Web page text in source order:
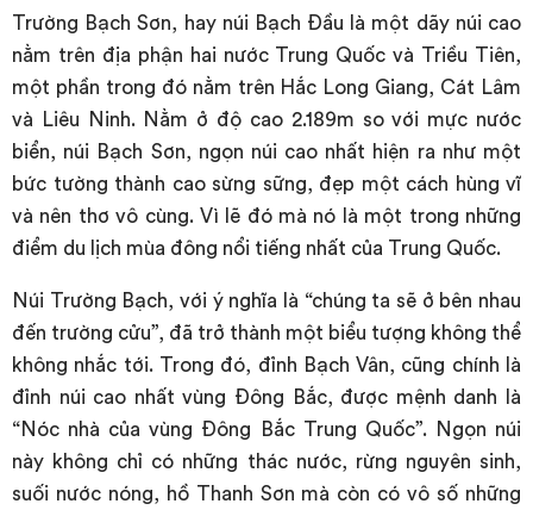
Trường Bạch Sơn, hay núi Bạch Đầu là một dãy núi cao
nằm trên địa phận hai nước Trung Quốc và Triều Tiên,
một phần trong đó nằm trên Hắc Long Giang, Cát Lâm
và Liêu Ninh. Nằm ở độ cao 2.189m so với mực nước
biển, núi Bạch Sơn, ngọn núi cao nhất hiện ra như một
bức tường thành cao sừng sững, đẹp một cách hùng vĩ
và nên thơ vô cùng. Vì lẽ đó mà nó là một trong những
điểm du lịch mùa đông nổi tiếng nhất của Trung Quốc.
Núi Trường Bạch, với ý nghĩa là “chúng ta sẽ ở bên nhau
đến trường cửu”, đã trở thành một biểu tượng không thể
không nhắc tới. Trong đó, đỉnh Bạch Vân, cũng chính là
đỉnh núi cao nhất vùng Đông Bắc, được mệnh danh là
“Nóc nhà của vùng Đông Bắc Trung Quốc”. Ngọn núi
này không chỉ có những thác nước, rừng nguyên sinh,
suối nước nóng, hồ Thanh Sơn mà còn có vô số những